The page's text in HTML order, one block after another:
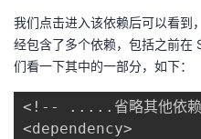
我们点击进入该依赖后可以看
经包含了多个依赖，包括之前在
们看一下其中的一部分，如下：
<!-- .....省略其他依
<dependency>